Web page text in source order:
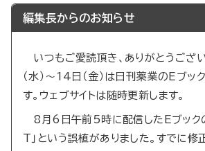
編集長からのお知らせ
いつもご愛読頂き、ありがとうござ
（水）～14日（金）は日刊薬業のEブッ
す。ウェブサイトは随時更新します。
8月6日午前5時に配信したEブック
T」という誤植がありました。すでに修